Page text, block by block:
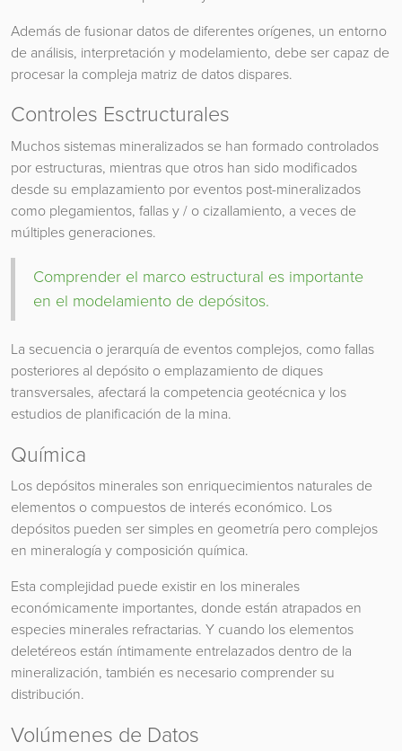
Además de fusionar datos de diferentes orígenes, un entorno
de análisis, interpretación y modelamiento, debe ser capaz de
procesar la compleja matriz de datos dispares.
Controles Esctructurales
Muchos sistemas mineralizados se han formado controlados
por estructuras, mientras que otros han sido modificados
desde su emplazamiento por eventos post-mineralizados
como plegamientos, fallas y / o cizallamiento, a veces de
múltiples generaciones.
Comprender el marco estructural es importante
en el modelamiento de depósitos.
La secuencia o jerarquía de eventos complejos, como fallas
posteriores al depósito o emplazamiento de diques
transversales, afectará la competencia geotécnica y los
estudios de planificación de la mina.
Química
Los depósitos minerales son enriquecimientos naturales de
elementos o compuestos de interés económico. Los
depósitos pueden ser simples en geometría pero complejos
en mineralogía y composición química.
Esta complejidad puede existir en los minerales
económicamente importantes, donde están atrapados en
especies minerales refractarias. Y cuando los elementos
deletéreos están íntimamente entrelazados dentro de la
mineralización, también es necesario comprender su
distribución.
Volúmenes de Datos